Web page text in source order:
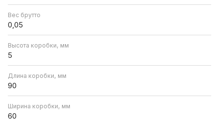
Вес брутто
0,05
Высота коробки, мм
5
Длина коробки, мм
90
Ширина коробки, мм
60